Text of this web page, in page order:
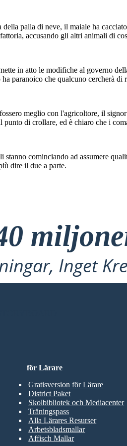
della palla di neve, il maiale ha
accusando gli altri animali di
in atto le modifiche al governo
paranoico che qualcuno cercherà di
meglio con l'agricoltore, il
di crollare, ed è chiaro che i
cominciando ad assumere
dire il due a parte.
Inget
för Lärare
Gratisversion för Lärare
District Paket
Skolbibliotek och Mediacenter
Träningspass
Alla Lärares Resurser
Arbetsbladsmallar
Affisch Mallar